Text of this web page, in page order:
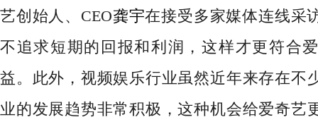
艺创始人、 CEO龚宇在接受多家媒体连线采
不追求短期的回报和利润，这样才更符合
益。此外，视频娱乐行业虽然近年来存在不
业的发展趋势非常积极，这种机会给爱奇艺